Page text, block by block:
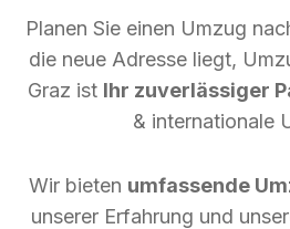
Planen Sie einen Umzug
die neue Adresse liegt,
Graz ist Ihr zuverlässiger
& internationale
Wir bieten umfassende
unserer Erfahrung und